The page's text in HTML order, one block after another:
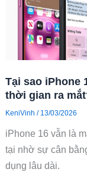
Tại sao iPhone
thời gian ra
KeniVinh / 13/03/2026
iPhone 16 vẫn là
tại nhờ sự cân
dụng lâu dài.